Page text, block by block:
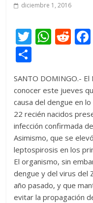
diciembre 1, 2016
T
w
er
W
h
s
A
p
p
R
e
di
t
m
p
ar
ti
r
SANTO DOMINGO.-
conocer este jueves
causa del dengue en
22 recién nacidos
infección confirmada
Asimismo, que se
leptospirosis en los
El organismo, sin
dengue y del virus del
año pasado, y que
evitar la propagación